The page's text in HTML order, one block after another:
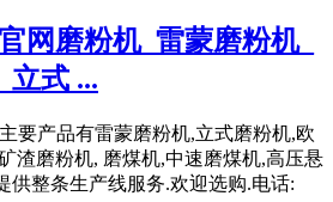
网磨粉机_雷蒙磨粉机_
立式 ...
要产品有雷蒙磨粉机,立式磨粉机,欧
渣磨粉机, 磨煤机,中速磨煤机,高压悬
供整条生产线服务.欢迎选购.电话: